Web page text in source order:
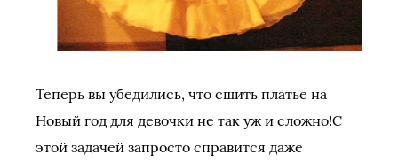
Теперь вы убедились, что сшить платье на
Новый год для девочки не так уж и сложно!С
этой задачей запросто справится даже